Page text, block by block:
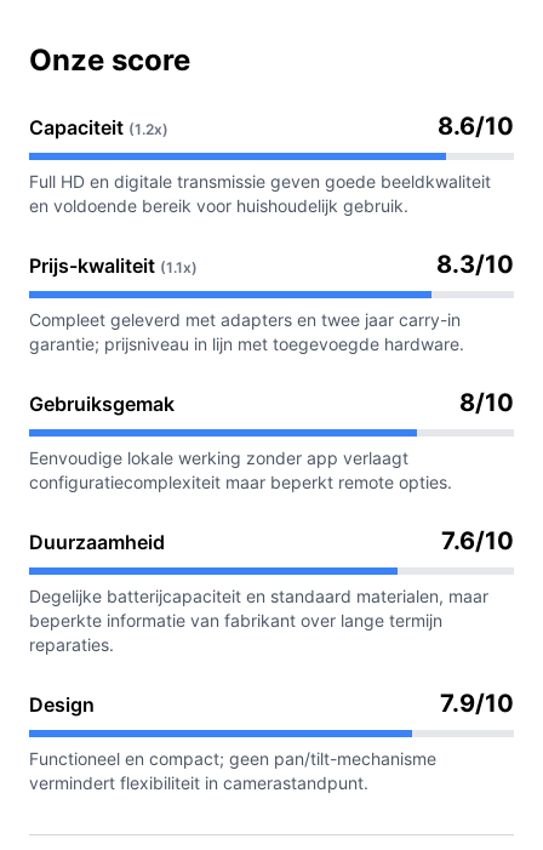
Onze score
Capaciteit (1.2x) 8.6/10
Full HD en digitale transmissie geven goede beeldkwaliteit
en voldoende bereik voor huishoudelijk gebruik.
Prijs-kwaliteit (1.1x) 8.3/10
Compleet geleverd met adapters en twee jaar carry-in
garantie; prijsniveau in lijn met toegevoegde hardware.
Gebruiksgemak 8/10
Eenvoudige lokale werking zonder app verlaagt
configuratiecomplexiteit maar beperkt remote opties.
Duurzaamheid 7.6/10
Degelijke batterijcapaciteit en standaard materialen, maar
beperkte informatie van fabrikant over lange termijn
reparaties.
Design 7.9/10
Functioneel en compact; geen pan/tilt-mechanisme
vermindert flexibiliteit in camerastandpunt.